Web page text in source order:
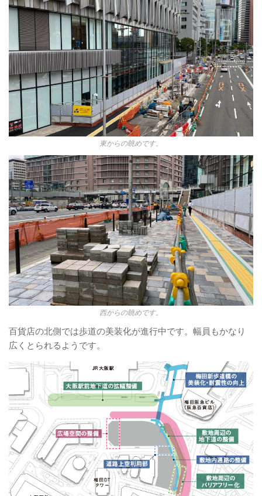
東からの眺めです。
西からの眺めです。
百貨店の北側では歩道の美装化が進行中です。幅員もかなり
広くとられるようです。